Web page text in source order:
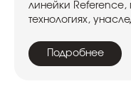
линейки Reference,
технологиях,
Подробнее